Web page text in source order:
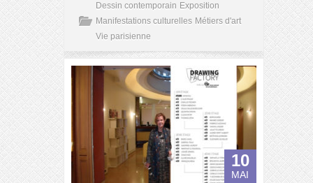
Dessin contemporain Exposition
Manifestations culturelles Métiers d'art
Vie parisienne
10
MAI